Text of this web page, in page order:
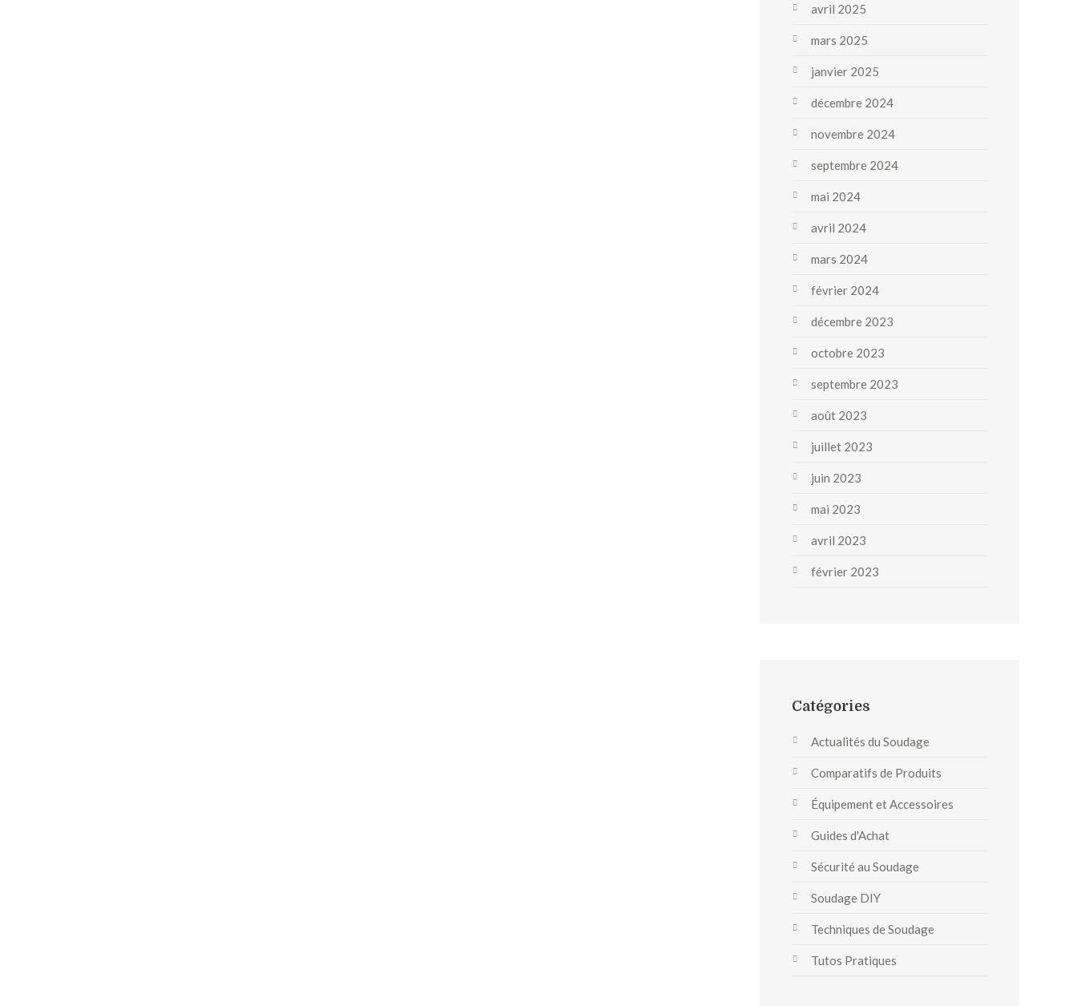
avril 2025
mars 2025
janvier 2025
décembre 2024
novembre 2024
septembre 2024
mai 2024
avril 2024
mars 2024
février 2024
décembre 2023
octobre 2023
septembre 2023
août 2023
juillet 2023
juin 2023
mai 2023
avril 2023
février 2023
Catégories
Actualités du Soudage
Comparatifs de Produits
Équipement et Accessoires
Guides d'Achat
Sécurité au Soudage
Soudage DIY
Techniques de Soudage
Tutos Pratiques